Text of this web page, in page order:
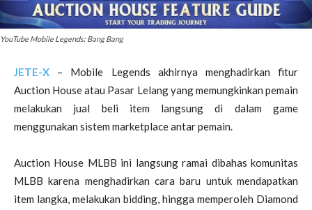
YouTube Mobile Legends: Bang Bang
JETE-X – Mobile Legends akhirnya menghadirkan fitur
Auction House atau Pasar Lelang yang memungkinkan pemain
melakukan jual beli item langsung di dalam game
menggunakan sistem marketplace antar pemain.
Auction House MLBB ini langsung ramai dibahas komunitas
MLBB karena menghadirkan cara baru untuk mendapatkan
item langka, melakukan bidding, hingga memperoleh Diamond